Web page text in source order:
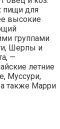
пищи для
высокие
группами
Шерпы и
—
летние
Муссури,
также Марри